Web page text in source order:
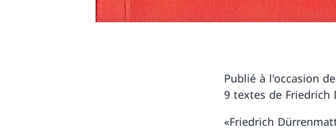
Publié à l'occasion
9 textes de Friedrich
«Friedrich